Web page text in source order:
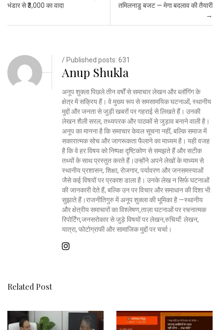
भंडार से ₹3,000 का वादा
तमिलनाडु बजट — मेगा बदलाव की तैयारी
→
/ Published posts: 631
Anup Shukla
अनूप शुक्ला पिछले तीन वर्षों से समाचार लेखन और ब्लॉगिंग के
क्षेत्र में सक्रिय हैं। वे मुख्य रूप से समसामयिक घटनाओं, स्थानीय
मुद्दों और जनता से जुड़ी खबरों पर गहराई से लिखते हैं। उनकी
लेखन शैली सरल, तथ्यपरक और पाठकों से जुड़ाव बनाने वाली है।
अनूप का मानना है कि समाचार केवल सूचना नहीं, बल्कि समाज में
सकारात्मक सोच और जागरूकता फैलाने का माध्यम है। यही वजह
है कि वे हर विषय को निष्पक्ष दृष्टिकोण से समझते हैं और सटीक
तथ्यों के साथ प्रस्तुत करते हैं।उन्होंने अपने लेखों के माध्यम से
स्थानीय प्रशासन, शिक्षा, रोजगार, पर्यावरण और जनसमस्याओं
जैसे कई विषयों पर प्रकाश डाला है। उनके लेख न सिर्फ घटनाओं
की जानकारी देते हैं, बल्कि उन पर विचार और समाधान की दिशा भी
सुझाते हैं।राजनीतिगुरु में अनूप शुक्ला की भूमिका है —स्थानीय
और क्षेत्रीय समाचारों का विश्लेषण,ताज़ा घटनाओं पर रचनात्मक
रिपोर्टिंग,जनसरोकार से जुड़े विषयों पर लेखन,रुचियाँ: लेखन,
यात्रा, फोटोग्राफी और सामाजिक मुद्दों पर चर्चा।
Related Post